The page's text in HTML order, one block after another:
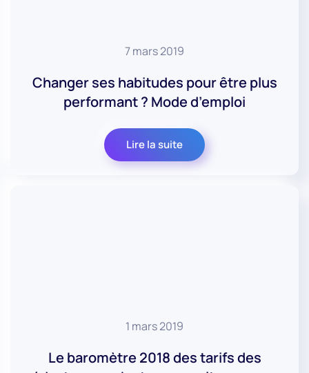
7 mars 2019
Changer ses habitudes pour être plus
performant ? Mode d’emploi
Lire la suite
1 mars 2019
Le baromètre 2018 des tarifs des